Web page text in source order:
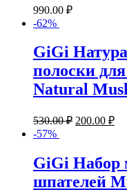
990.00 ₽
-62%
GiGi
полоски
Natural
530.00₽ 200.00 ₽
-57%
GiGi Набор
шпателей